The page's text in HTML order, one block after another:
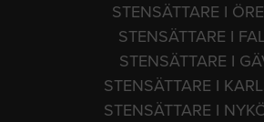
STENSÄTTARE I
STENSÄTTARE I
STENSÄTTARE I
STENSÄTTARE I
STENSÄTTARE I